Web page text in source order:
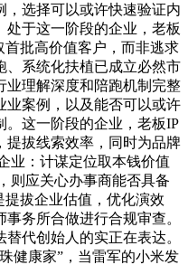
，选择可以或许快速验证内
于这一阶段的企业，老板
批高价值客户，而非逃求
、系统化扶植已成立必然市
业理解深度和陪跑机制完整
业案例，以及能否可以或许
。这一阶段的企业，老板IP
提拔线索效率，同时为品牌
业：计谋定位取本钱价值
则应关心办事商能否具备
拔企业估值，优化演效
务所合做进行合规审查。
代创始人的实正在表达。
健康家”，当雷军的小米发